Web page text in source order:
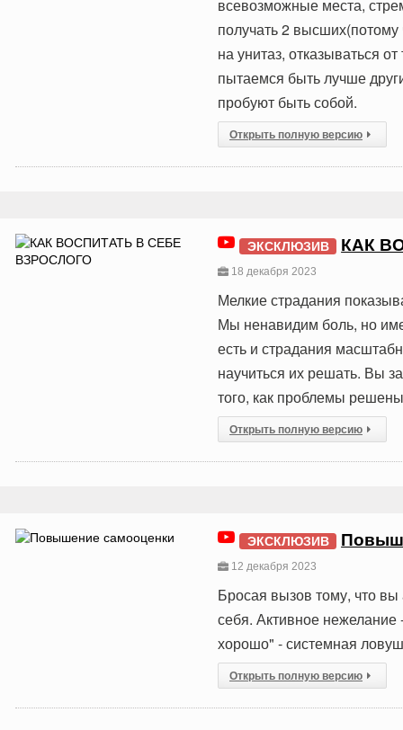
всевозможные места,
получать 2 высших(потому
на унитаз, отказываться
пытаемся быть лучше
пробуют быть собой.
Открыть полную версию
ЭКСКЛЮЗИВ КАК
18 декабря 2023
Мелкие страдания
Мы ненавидим боль, но
есть и страдания
научиться их решать. Вы
того, как проблемы
Открыть полную версию
ЭКСКЛЮЗИВ
12 декабря 2023
Бросая вызов тому, что вы
себя. Активное
хорошо" - системная
Открыть полную версию